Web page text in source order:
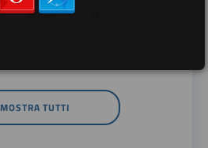
##Gilda
MOSTRA TUTTI